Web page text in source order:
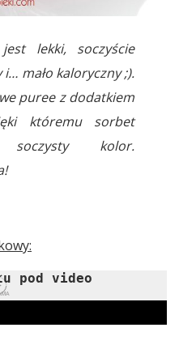
lekki, soczyście
mało kaloryczny ;).
puree z dodatkiem
któremu sorbet
kolor.
pod video